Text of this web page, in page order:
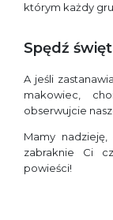
którym każdy
Spędź
A jeśli
makowiec,
obserwujcie
Mamy
zabraknie Ci
powieści!